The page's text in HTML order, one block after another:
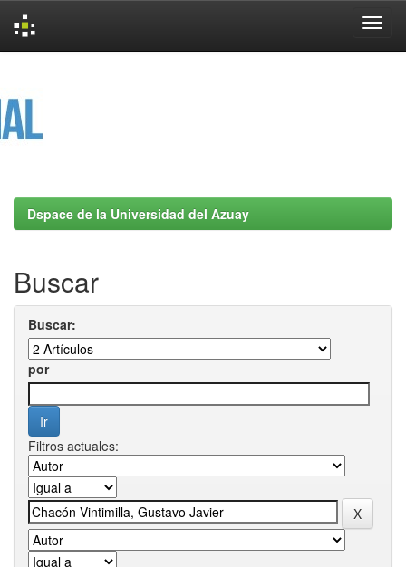
Dspace de la Universidad del Azuay
Buscar
Buscar:
por
Filtros actuales: